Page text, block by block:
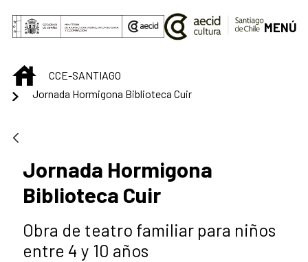
Saltar al contenido principal
MENÚ
INICIOCCE-SANTIAGO
Jornada Hormigona Biblioteca Cuir
Jornada Hormigona
Biblioteca Cuir
Obra de teatro familiar para niños
entre 4 y 10 años